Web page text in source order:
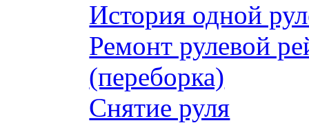
История одной
Ремонт рулевой
(переборка)
Снятие руля